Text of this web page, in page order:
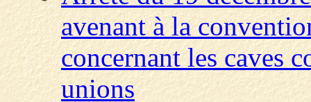
avenant à la
concernant les caves
unions